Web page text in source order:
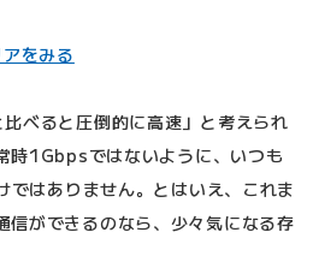
をみる
べると圧倒的に高速」と考えられ
時1Gbpsではないように、いつも
はありません。とはいえ、これま
信ができるのなら、少々気になる存